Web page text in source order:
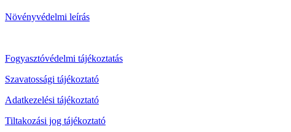
Növényvédelmi leírás
Fogyasztóvédelmi tájékoztatás
Szavatossági tájékoztató
Adatkezelési tájékoztató
Tiltakozási jog tájékoztató